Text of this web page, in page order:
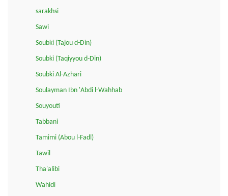
sarakhsi
Sawi
Soubki (Tajou d-Din)
Soubki (Taqiyyou d-Din)
Soubki Al-Azhari
Soulayman Ibn 'Abdi l-Wahhab
Souyouti
Tabbani
Tamimi (Abou l-Fadl)
Tawil
Tha'alibi
Wahidi